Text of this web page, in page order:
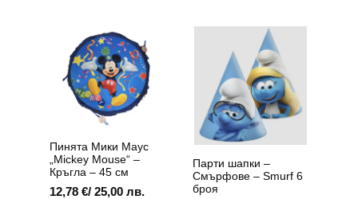
Пинята Мики Маус
„Mickey Mouse“ –
Кръгла – 45 см
12,78 €/ 25,00 лв.
Парти шапки –
Смърфoве – Smurf 6
броя